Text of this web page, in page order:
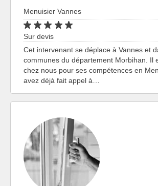
Menuisier Vannes
Sur devis
Cet intervenant se déplace à Vannes et
communes du département Morbihan. Il
chez nous pour ses compétences en
avez déjà fait appel à…